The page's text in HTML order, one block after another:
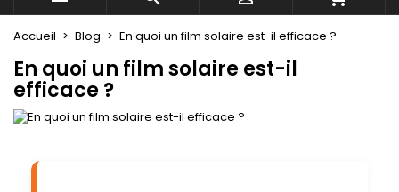
Accueil Blog En quoi un film solaire est-il efficace ?
En quoi un film solaire est-il
efficace ?